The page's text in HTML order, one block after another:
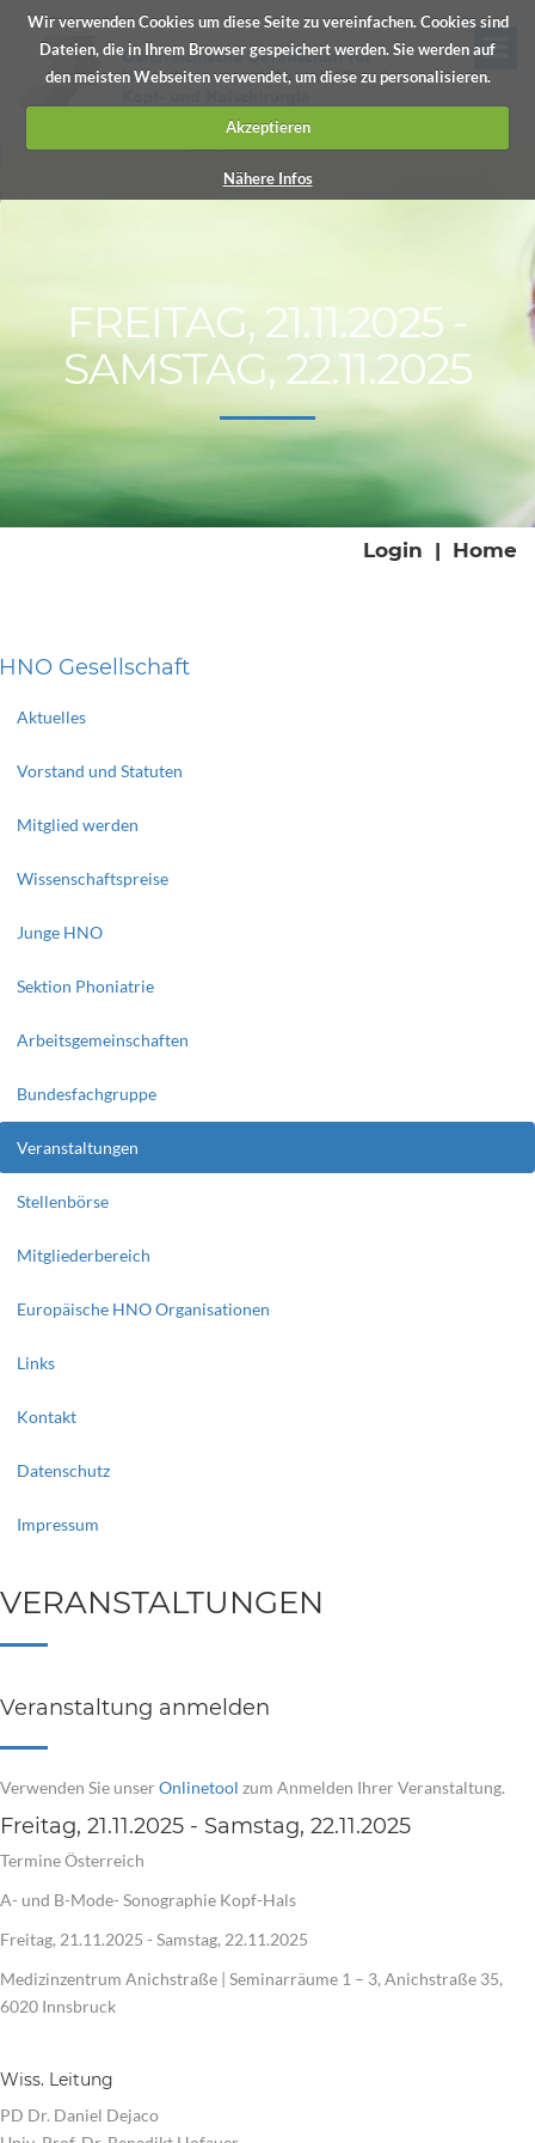
Wir verwenden Cookies um diese Seite zu vereinfachen. Cookies sind
Dateien, die in Ihrem Browser gespeichert werden. Sie werden auf
den meisten Webseiten verwendet, um diese zu personalisieren.
Akzeptieren
Nähere Infos
FREITAG, 21.11.2025 -
SAMSTAG, 22.11.2025
Login | Home
HNO Gesellschaft
Aktuelles
Vorstand und Statuten
Mitglied werden
Wissenschaftspreise
Junge HNO
Sektion Phoniatrie
Arbeitsgemeinschaften
Bundesfachgruppe
Veranstaltungen
Stellenbörse
Mitgliederbereich
Europäische HNO Organisationen
Links
Kontakt
Datenschutz
Impressum
VERANSTALTUNGEN
Veranstaltung anmelden
Verwenden Sie unser Onlinetool zum Anmelden Ihrer Veranstaltung.
Freitag, 21.11.2025 - Samstag, 22.11.2025
Termine Österreich
A- und B-Mode- Sonographie Kopf-Hals
Freitag, 21.11.2025 - Samstag, 22.11.2025
Medizinzentrum Anichstraße | Seminarräume 1 – 3, Anichstraße 35,
6020 Innsbruck
Wiss. Leitung
PD Dr. Daniel Dejaco